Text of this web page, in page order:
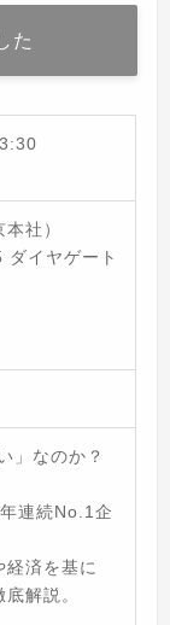
た
社）
イヤゲート
」なのか？
連続No.1企
済を基に
解説。